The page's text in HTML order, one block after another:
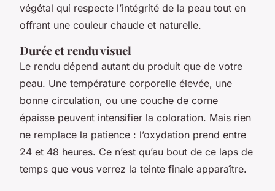
végétal qui respecte l’intégrité de la peau tout en
offrant une couleur chaude et naturelle.
Durée et rendu visuel
Le rendu dépend autant du produit que de votre
peau. Une température corporelle élevée, une
bonne circulation, ou une couche de corne
épaisse peuvent intensifier la coloration. Mais rien
ne remplace la patience : l’oxydation prend entre
24 et 48 heures. Ce n’est qu’au bout de ce laps de
temps que vous verrez la teinte finale apparaître.